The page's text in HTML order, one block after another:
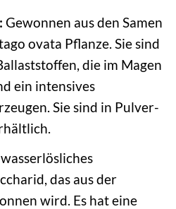
Gewonnen aus den Samen
ovata Pflanze. Sie sind
die im Magen
ein intensives
Sie sind in Pulver-
das aus der
wird. Es hat eine